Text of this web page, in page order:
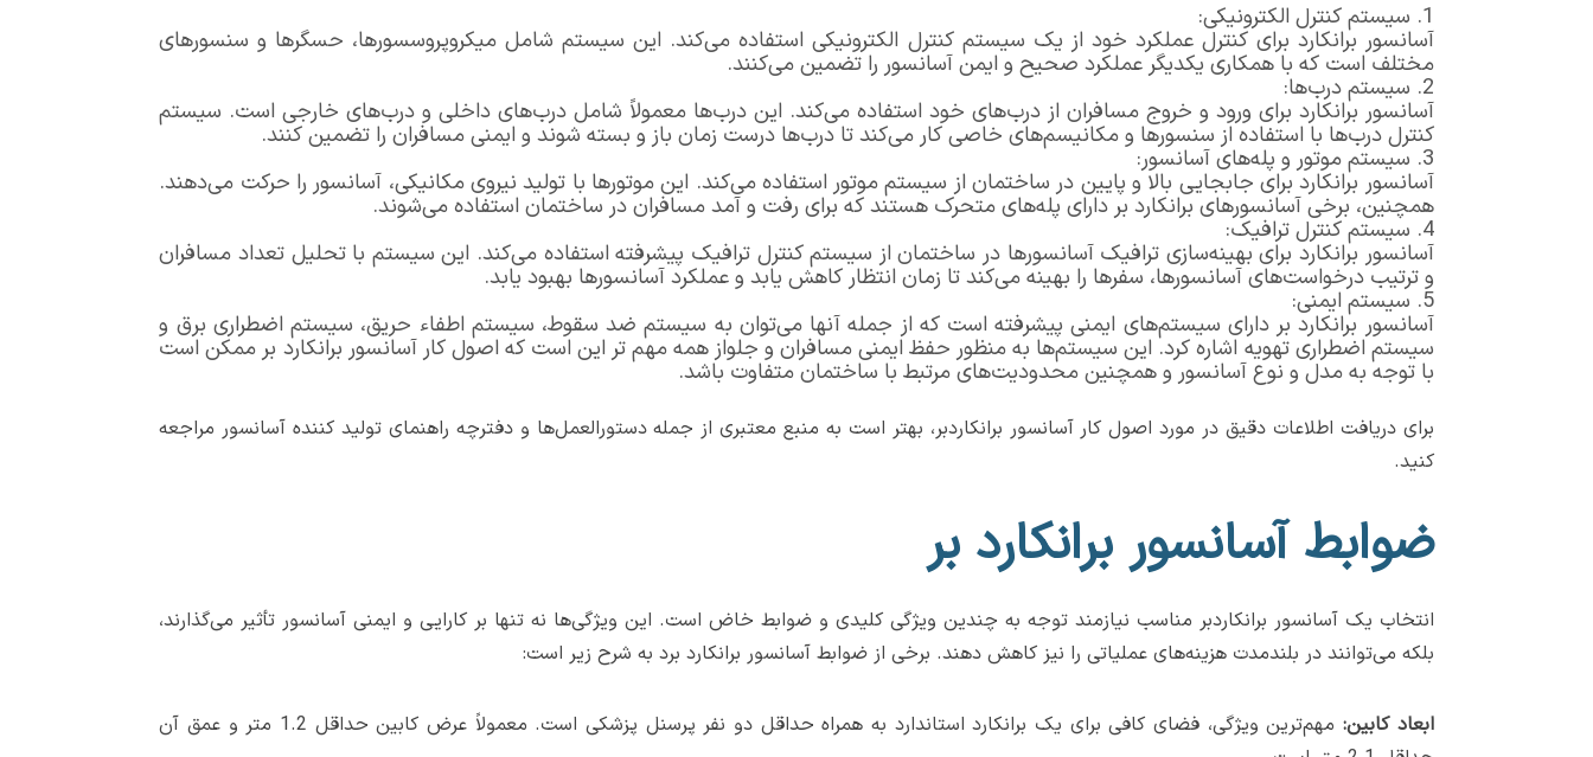
سیستم کنترل الکترونیکی:
آسانسور برانکارد برای کنترل عملکرد خود از یک سیستم کنترل الکترونیکی استفاده می‌کند. این سیستم شامل میکروپروسسورها، حسگرها و سنسورهای
مختلف است که با همکاری یکدیگر عملکرد صحیح و ایمن آسانسور را تضمین می‌کنند.
سیستم درب‌ها:
آسانسور برانکارد برای ورود و خروج مسافران از درب‌های خود استفاده می‌کند. این درب‌ها معمولاً شامل درب‌های داخلی و درب‌های خارجی است. سیستم
کنترل درب‌ها با استفاده از سنسورها و مکانیسم‌های خاصی کار می‌کند تا درب‌ها درست زمان باز و بسته شوند و ایمنی مسافران را تضمین کنند.
سیستم موتور و پله‌های آسانسور:
آسانسور برانکارد برای جابجایی بالا و پایین در ساختمان از سیستم موتور استفاده می‌کند. این موتورها با تولید نیروی مکانیکی، آسانسور را حرکت می‌دهند.
همچنین، برخی آسانسورهای برانکارد بر دارای پله‌های متحرک هستند که برای رفت و آمد مسافران در ساختمان استفاده می‌شوند.
سیستم کنترل ترافیک:
آسانسور برانکارد برای بهینه‌سازی ترافیک آسانسورها در ساختمان از سیستم کنترل ترافیک پیشرفته استفاده می‌کند. این سیستم با تحلیل تعداد مسافران
و ترتیب درخواست‌های آسانسورها، سفرها را بهینه می‌کند تا زمان انتظار کاهش یابد و عملکرد آسانسورها بهبود یابد.
سیستم ایمنی:
آسانسور برانکارد بر دارای سیستم‌های ایمنی پیشرفته است که از جمله آنها می‌توان به سیستم ضد سقوط، سیستم اطفاء حریق، سیستم اضطراری برق و
سیستم اضطراری تهویه اشاره کرد. این سیستم‌ها به منظور حفظ ایمنی مسافران و جلواز همه مهم تر این است که اصول کار آسانسور برانکارد بر ممکن است
با توجه به مدل و نوع آسانسور و همچنین محدودیت‌های مرتبط با ساختمان متفاوت باشد.
برای دریافت اطلاعات دقیق در مورد اصول کار آسانسور برانکاردبر، بهتر است به منبع معتبری از جمله دستورالعمل‌ها و دفترچه راهنمای تولید کننده آسانسور مراجعه
کنید.
ضوابط آسانسور برانکارد بر
انتخاب یک آسانسور برانکاردبر مناسب نیازمند توجه به چندین ویژگی کلیدی و ضوابط خاض است. این ویژگی‌ها نه تنها بر کارایی و ایمنی آسانسور تأثیر می‌گذارند،
بلکه می‌توانند در بلندمدت هزینه‌های عملیاتی را نیز کاهش دهند. برخی از ضوابط آسانسور برانکارد برد به شرح زیر است:
ابعاد کابین:
مهم‌ترین ویژگی، فضای کافی برای یک برانکارد استاندارد به همراه حداقل دو نفر پرسنل پزشکی است. معمولاً عرض کابین حداقل 1.2 متر و عمق آن